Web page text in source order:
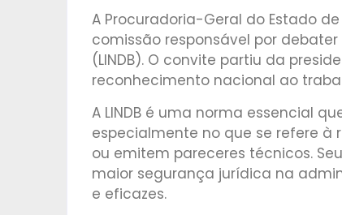
A Procuradoria-Geral do Estado
comissão responsável por
(LINDB). O convite partiu da
reconhecimento nacional ao
A LINDB é uma norma essencial
especialmente no que se refere
ou emitem pareceres técnicos.
maior segurança jurídica na
e eficazes.